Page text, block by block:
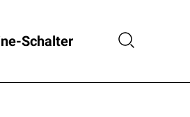
Schalter